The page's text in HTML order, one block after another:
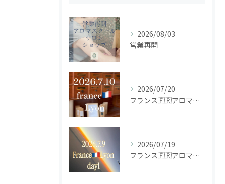
2026/08/03
営業再開
2026/07/20
フランス🇫🇷アロマ研修ツアー𝗱𝗮𝘆𝟮
2026/07/19
フランス🇫🇷アロマ研修ツアー𝗱𝗮𝘆𝟭